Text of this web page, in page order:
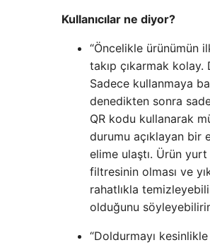
Kullanıcılar ne diyor?
“Öncelikle ürünümün
takıp çıkarmak kolay.
Sadece kullanmaya
denedikten sonra
QR kodu kullanarak
durumu açıklayan bir
elime ulaştı. Ürün
filtresinin olması ve
rahatlıkla
olduğunu
“Doldurmayı kesinlikle